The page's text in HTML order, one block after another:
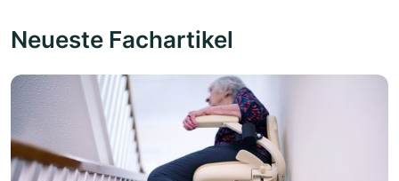
Neueste Fachartikel